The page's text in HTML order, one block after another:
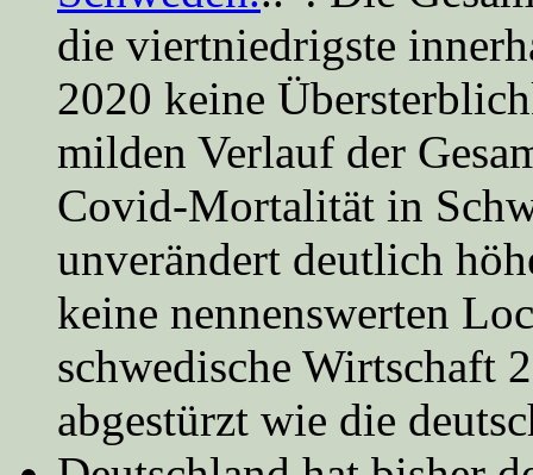
die viertniedrigste
2020 keine
milden Verlauf der
Covid-Mortalität in
unverändert deutlich
keine nennenswerten
schwedische Wirtschaft
abgestürzt wie die